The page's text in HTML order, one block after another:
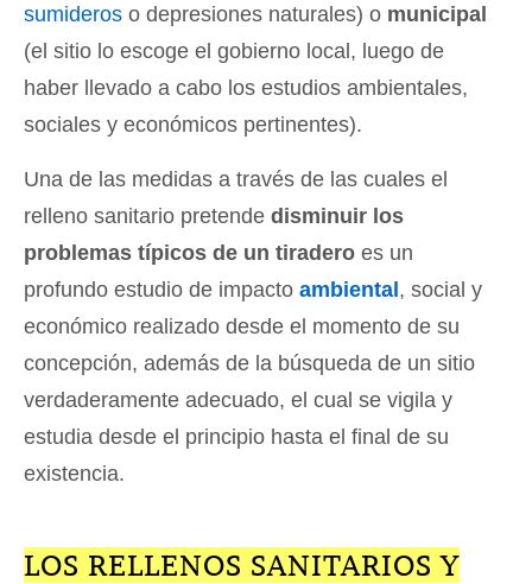
sumideros o depresiones naturales) o municipal
(el sitio lo escoge el gobierno local, luego de
haber llevado a cabo los estudios ambientales,
sociales y económicos pertinentes).
Una de las medidas a través de las cuales el
relleno sanitario pretende disminuir los
problemas típicos de un tiradero es un
profundo estudio de impacto ambiental, social y
económico realizado desde el momento de su
concepción, además de la búsqueda de un sitio
verdaderamente adecuado, el cual se vigila y
estudia desde el principio hasta el final de su
existencia.
LOS RELLENOS SANITARIOS Y